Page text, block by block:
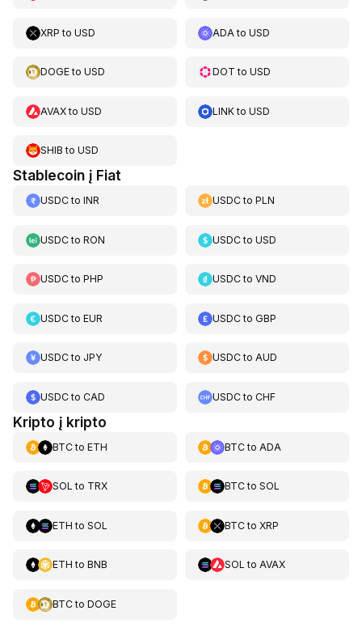
XRP to USD ADA toUSD
DOGEto USD DOT toUSD
AVAXto USD LINKtoUSD
SHIB to USD
Stablecoin į Fiat
USDCto INR USDCtoPLN
USDCto RON USDCtoUSD
USDCto PHP USDCtoVND
USDCto EUR USDCtoGBP
USDCto JPY USDCtoAUD
USDCto CAD USDCtoCHF
Kripto į kripto
BTCto ETH BTCto ADA
SOL to TRX BTCto SOL
ETH to SOL BTCto XRP
ETH to BNB SOL to AVAX
BTCto DOGE